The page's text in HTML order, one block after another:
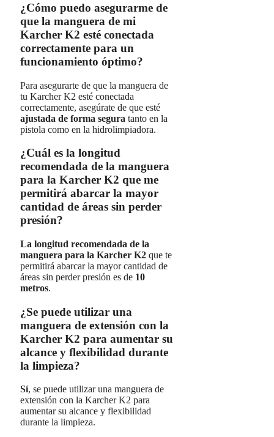
¿Cómo puedo asegurarme de
que la manguera de mi
Karcher K2 esté conectada
correctamente para un
funcionamiento óptimo?
Para asegurarte de que la manguera de
tu Karcher K2 esté conectada
correctamente, asegúrate de que esté
ajustada de forma segura tanto en la
pistola como en la hidrolimpiadora.
¿Cuál es la longitud
recomendada de la manguera
para la Karcher K2 que me
permitirá abarcar la mayor
cantidad de áreas sin perder
presión?
La longitud recomendada de la
manguera para la Karcher K2 que te
permitirá abarcar la mayor cantidad de
áreas sin perder presión es de 10
metros.
¿Se puede utilizar una
manguera de extensión con la
Karcher K2 para aumentar su
alcance y flexibilidad durante
la limpieza?
Sí, se puede utilizar una manguera de
extensión con la Karcher K2 para
aumentar su alcance y flexibilidad
durante la limpieza.